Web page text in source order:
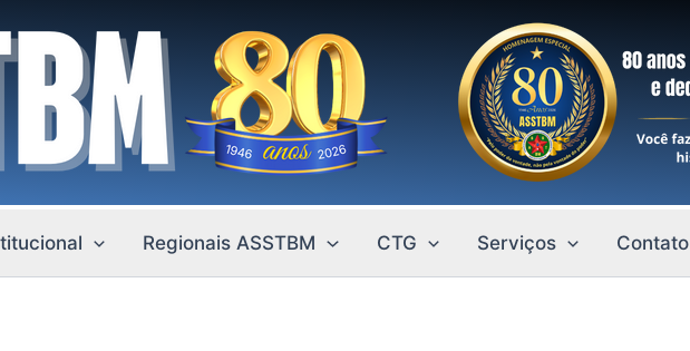
Regionais ASSTBM CTG Serviços Contato